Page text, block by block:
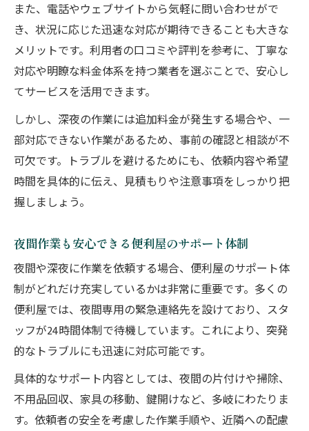
また、電話やウェブサイトから気軽に問い合わせがで
き、状況に応じた迅速な対応が期待できることも大きな
メリットです。利用者の口コミや評判を参考に、丁寧な
対応や明瞭な料金体系を持つ業者を選ぶことで、安心し
てサービスを活用できます。
しかし、深夜の作業には追加料金が発生する場合や、一
部対応できない作業があるため、事前の確認と相談が不
可欠です。トラブルを避けるためにも、依頼内容や希望
時間を具体的に伝え、見積もりや注意事項をしっかり把
握しましょう。
夜間作業も安心できる便利屋のサポート体制
夜間や深夜に作業を依頼する場合、便利屋のサポート体
制がどれだけ充実しているかは非常に重要です。多くの
便利屋では、夜間専用の緊急連絡先を設けており、スタ
ッフが24時間体制で待機しています。これにより、突発
的なトラブルにも迅速に対応可能です。
具体的なサポート内容としては、夜間の片付けや掃除、
不用品回収、家具の移動、鍵開けなど、多岐にわたりま
す。依頼者の安全を考慮した作業手順や、近隣への配慮